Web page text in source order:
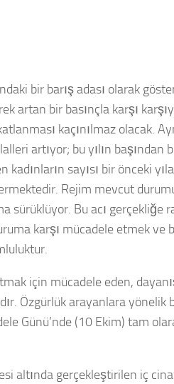
bir barış adası olarak
artan bir basınçla karşı
kaçınılmaz olacak.
artıyor; bu yılın başından
sayısı bir önceki
Rejim mevcut
sürüklüyor. Bu acı gerçekliğe
karşı mücadele etmek ve
için mücadele eden,
Özgürlük arayanlara yönelik
Günü’nde (10 Ekim) tam
altında gerçekleştirilen iç